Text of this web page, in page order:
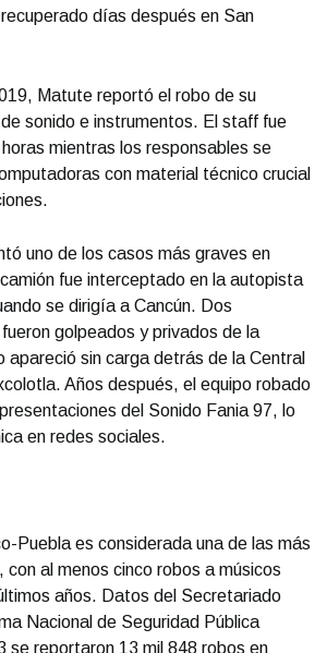
días después en San
Matute reportó el robo de su
sonido e instrumentos. El staff fue
mientras los responsables se
con material técnico crucial
uno de los casos más graves en
fue interceptado en la autopista
se dirigía a Cancún. Dos
golpeados y privados de la
apareció sin carga detrás de la Central
Años después, el equipo robado
del Sonido Fania 97, lo
en redes sociales.
Puebla es considerada una de las más
al menos cinco robos a músicos
años. Datos del Secretariado
Nacional de Seguridad Pública
se reportaron 13 mil 848 robos en